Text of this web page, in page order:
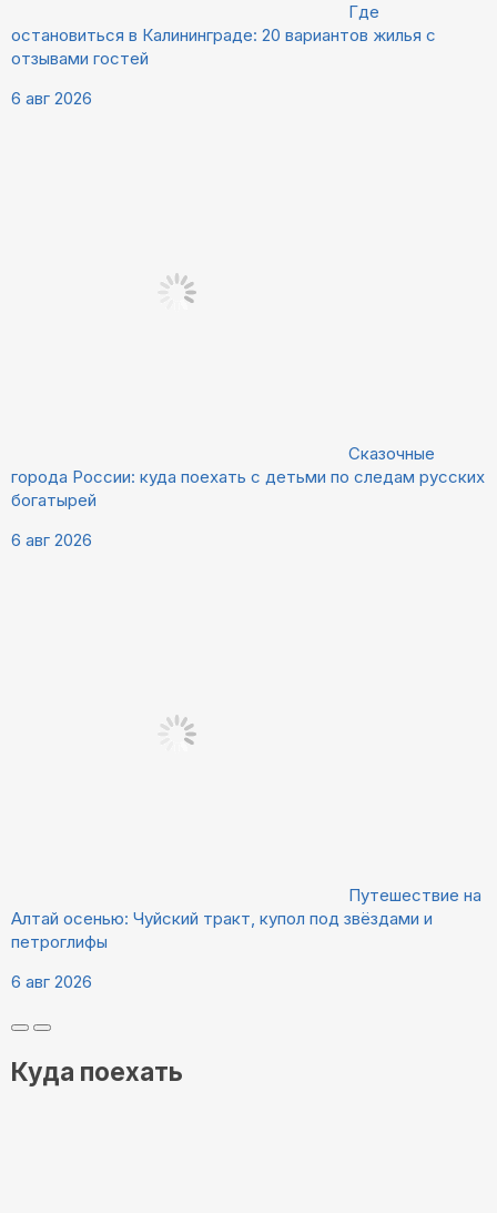
Где
остановиться в Калининграде: 20 вариантов жилья с
отзывами гостей
6 авг 2026
Сказочные
города России: куда поехать с детьми по следам русских
богатырей
6 авг 2026
Путешествие на
Алтай осенью: Чуйский тракт, купол под звёздами и
петроглифы
6 авг 2026
Куда поехать